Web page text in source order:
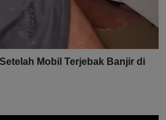
Mobil Terjebak Banjir di